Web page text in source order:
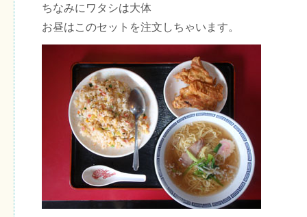
ちなみにワタシは大体
お昼はこのセットを注文しちゃいます。